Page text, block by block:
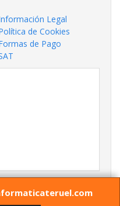
Legal
de Cookies
de Pago